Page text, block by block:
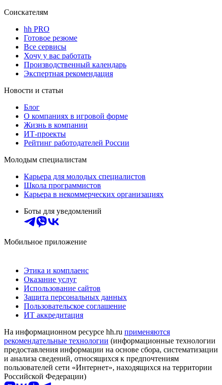
Соискателям
hh PRO
Готовое резюме
Все сервисы
Хочу у вас работать
Производственный календарь
Экспертная рекомендация
Новости и статьи
Блог
О компаниях в игровой форме
Жизнь в компании
ИТ-проекты
Рейтинг работодателей России
Молодым специалистам
Карьера для молодых специалистов
Школа программистов
Карьера в некоммерческих организациях
Боты для уведомлений
Мобильное приложение
Этика и комплаенс
Оказание услуг
Использование сайтов
Защита персональных данных
Пользовательское соглашение
ИТ аккредитация
На информационном ресурсе hh.ru применяются
рекомендательные технологии (информационные технологии
предоставления информации на основе сбора, систематизации
и анализа сведений, относящихся к предпочтениям
пользователей сети «Интернет», находящихся на территории
Российской Федерации)